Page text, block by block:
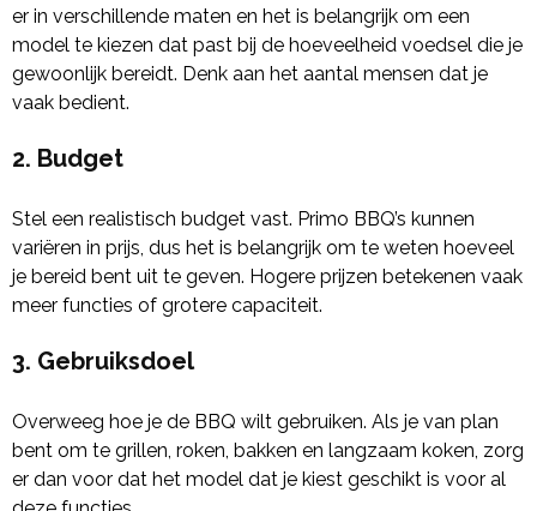
er in verschillende maten en het is belangrijk om een
model te kiezen dat past bij de hoeveelheid voedsel die je
gewoonlijk bereidt. Denk aan het aantal mensen dat je
vaak bedient.
2. Budget
Stel een realistisch budget vast. Primo BBQ’s kunnen
variëren in prijs, dus het is belangrijk om te weten hoeveel
je bereid bent uit te geven. Hogere prijzen betekenen vaak
meer functies of grotere capaciteit.
3. Gebruiksdoel
Overweeg hoe je de BBQ wilt gebruiken. Als je van plan
bent om te grillen, roken, bakken en langzaam koken, zorg
er dan voor dat het model dat je kiest geschikt is voor al